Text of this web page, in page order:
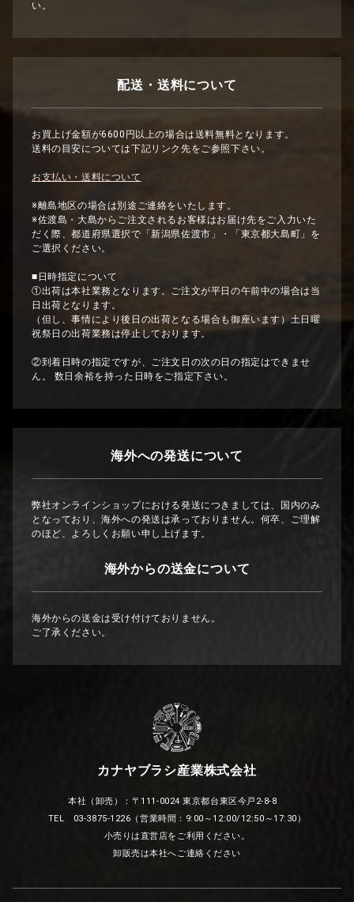
い。
配送・送料について
お買上げ金額が6600円以上の場合は送料無料となります。
送料の目安については下記リンク先をご参照下さい。
お支払い・送料について
※離島地区の場合は別途ご連絡をいたします。
※佐渡島・大島からご注文されるお客様はお届け先をご入力いた
だく際、都道府県選択で「新潟県佐渡市」・「東京都大島町」を
ご選択ください。
■日時指定について
①出荷は本社業務となります。ご注文が平日の午前中の場合は当
日出荷となります。
（但し、事情により後日の出荷となる場合も御座います）土日曜
祝祭日の出荷業務は停止しております。
②到着日時の指定ですが、ご注文日の次の日の指定はできませ
ん。 数日余裕を持った日時をご指定下さい。
海外への発送について
弊社オンラインショップにおける発送につきましては、国内のみ
となっており、海外への発送は承っておりません。何卒、ご理解
のほど、よろしくお願い申し上げます。
海外からの送金について
海外からの送金は受け付けておりません。
ご了承ください。
カナヤブラシ産業株式会社
本社（卸売）：〒111-0024 東京都台東区今戸2-8-8
TEL 03-3875-1226（営業時間：9:00～12:00/12:50～17:30）
小売りは直営店をご利用ください。
卸販売は本社へご連絡ください